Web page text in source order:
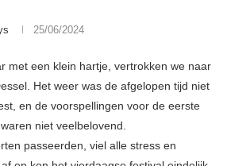
25/06/2024
met een klein hartje, vertrokken we naar
Het weer was de afgelopen tijd niet
en de voorspellingen voor de eerste
niet veelbelovend.
passeerden, viel alle stress en